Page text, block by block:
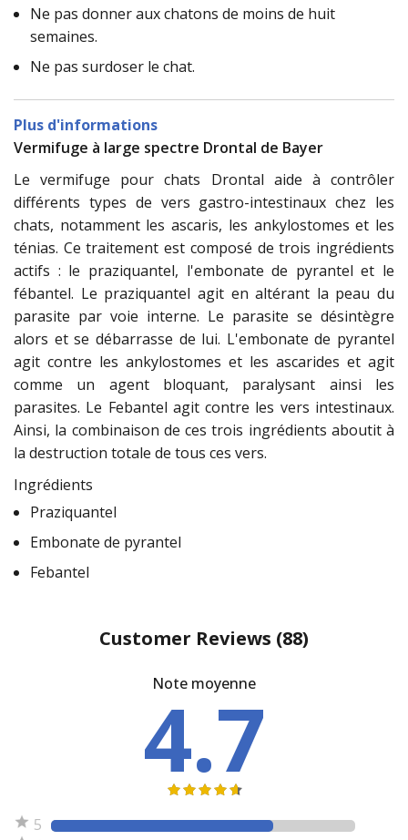
Ne pas donner aux chatons de moins de huit
semaines.
Ne pas surdoser le chat.
Plus d'informations
Vermifuge à large spectre Drontal de Bayer
Le vermifuge pour chats Drontal aide à contrôler
différents types de vers gastro-intestinaux chez les
chats, notamment les ascaris, les ankylostomes et les
ténias. Ce traitement est composé de trois ingrédients
actifs : le praziquantel, l'embonate de pyrantel et le
fébantel. Le praziquantel agit en altérant la peau du
parasite par voie interne. Le parasite se désintègre
alors et se débarrasse de lui. L'embonate de pyrantel
agit contre les ankylostomes et les ascarides et agit
comme un agent bloquant, paralysant ainsi les
parasites. Le Febantel agit contre les vers intestinaux.
Ainsi, la combinaison de ces trois ingrédients aboutit à
la destruction totale de tous ces vers.
Ingrédients
Praziquantel
Embonate de pyrantel
Febantel
Customer Reviews (88)
Note moyenne
4.7
5